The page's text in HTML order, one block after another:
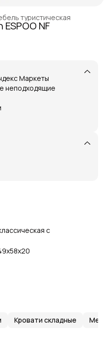
туристическая
NF
Маркеты
неподходящие
с
Кровати складные